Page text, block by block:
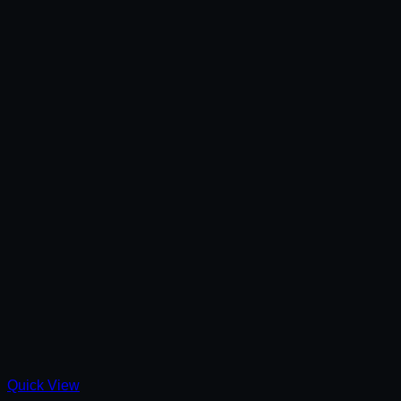
Quick View